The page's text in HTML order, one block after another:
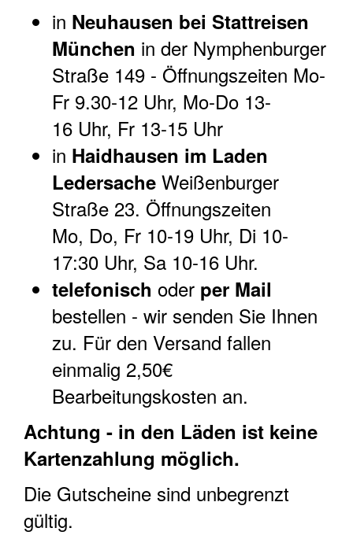
in Neuhausen bei Stattreisen
München in der Nymphenburger
Straße 149 - Öffnungszeiten Mo-
Fr 9.30-12 Uhr, Mo-Do 13-
16 Uhr, Fr 13-15 Uhr
in Haidhausen im Laden
Ledersache Weißenburger
Straße 23. Öffnungszeiten
Mo, Do, Fr 10-19 Uhr, Di 10-
17:30 Uhr, Sa 10-16 Uhr.
telefonisch oder per Mail
bestellen - wir senden Sie Ihnen
zu. Für den Versand fallen
einmalig 2,50€
Bearbeitungskosten an.
Achtung - in den Läden ist keine
Kartenzahlung möglich.
Die Gutscheine sind unbegrenzt
gültig.